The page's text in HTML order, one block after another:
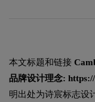
本文标题和链接
品牌设计理念:
明出处为诗宸标志设